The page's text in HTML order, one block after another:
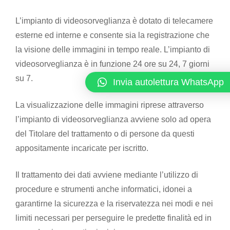
L’impianto di videosorveglianza è dotato di telecamere
esterne ed interne e consente sia la registrazione che
la visione delle immagini in tempo reale. L’impianto di
videosorveglianza è in funzione 24 ore su 24, 7 giorni
su 7.
La visualizzazione delle immagini riprese attraverso
l’impianto di videosorveglianza avviene solo ad opera
del Titolare del trattamento o di persone da questi
appositamente incaricate per iscritto.
Il trattamento dei dati avviene mediante l’utilizzo di
procedure e strumenti anche informatici, idonei a
garantirne la sicurezza e la riservatezza nei modi e nei
limiti necessari per perseguire le predette finalità ed in
Invia autolettura WhatsApp